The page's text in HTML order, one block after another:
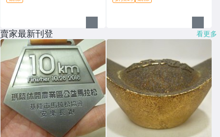
賣家最新刊登 看更多